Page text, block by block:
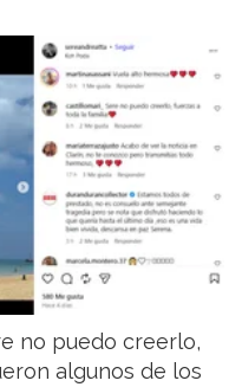
no puedo creerlo,
algunos de los